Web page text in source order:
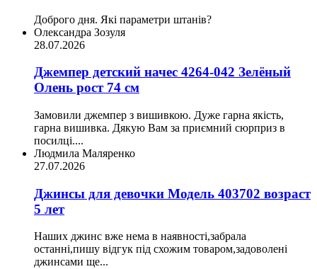
Доброго дня. Які параметри штанів?
Олександра Зозуля
28.07.2026
Джемпер детский начес 4264-042 Зелёный
Олень рост 74 см
Замовили джемпер з вишивкою. Дуже гарна якість,
гарна вишивка. Дякую Вам за приємний сюрприз в
посилці....
Людмила Маляренко
27.07.2026
Джинсы для девочки Модель 403702 возраст
5 лет
Наших джинс вже нема в наявності,забрала
останні,пишу відгук під схожим товаром,задоволені
джинсами ще...